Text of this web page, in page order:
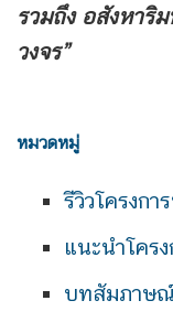
รวมถึง อสังหาริ
วงจร”
หมวดหมู่
รีวิวโครงก
แนะนำโคร
บทสัมภาษ